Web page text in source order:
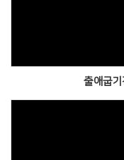
출애굽